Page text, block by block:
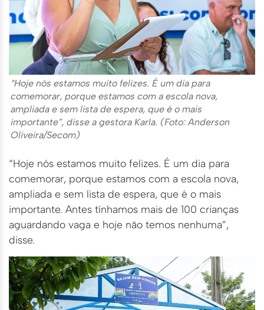
“Hoje nós estamos muito felizes. É um dia para
comemorar, porque estamos com a escola nova,
ampliada e sem lista de espera, que é o mais
importante”, disse a gestora Karla. (Foto: Anderson
Oliveira/Secom)
“Hoje nós estamos muito felizes. É um dia para
comemorar, porque estamos com a escola nova,
ampliada e sem lista de espera, que é o mais
importante. Antes tínhamos mais de 100 crianças
aguardando vaga e hoje não temos nenhuma”,
disse.